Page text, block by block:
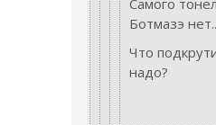
Самого
Ботмазэ
Что
надо?